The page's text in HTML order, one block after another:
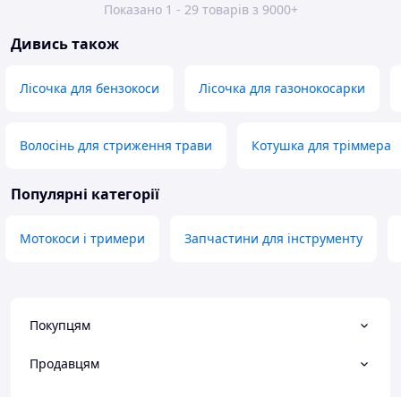
Показано 1 - 29 товарів з 9000+
Дивись також
Лісочка для бензокоси Лісочка для газонокосарки
Волосінь для стриження трави Котушка для тріммера
Популярні категорії
Мотокоси і тримери Запчастини для інструменту
Покупцям
Продавцям